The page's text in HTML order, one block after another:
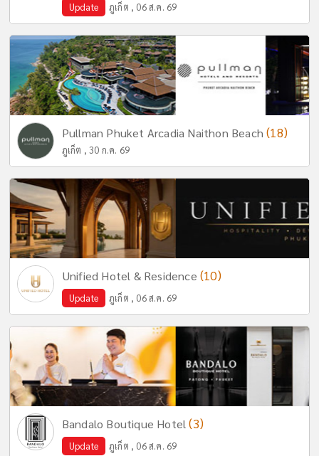
Update ภูเก็ต , 06 ส.ค. 69
Pullman Phuket Arcadia Naithon Beach(18)
ภูเก็ต , 30 ก.ค. 69
Unified Hotel & Residence (10)
Update ภูเก็ต , 06 ส.ค. 69
Bandalo Boutique Hotel(3)
Update ภูเก็ต , 06 ส.ค. 69